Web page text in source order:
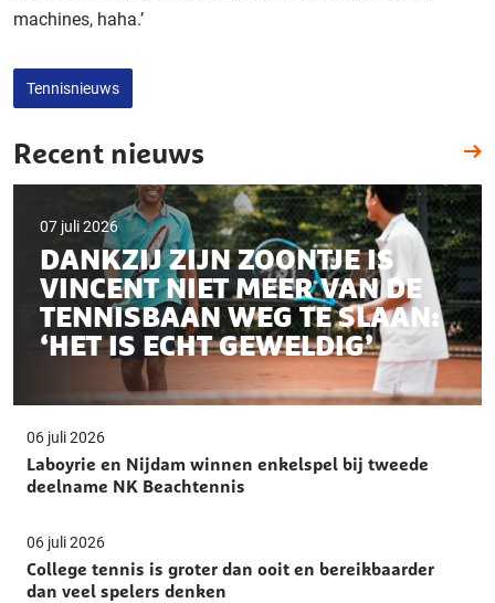
machines, haha.’
Tennisnieuws
Recent nieuws
07 juli 2026
DANKZIJ ZIJN ZOONTJE IS
VINCENT NIET MEER VAN DE
TENNISBAAN WEG TE SLAAN:
‘HET IS ECHT GEWELDIG’
06 juli 2026
Laboyrie en Nijdam winnen enkelspel bij tweede
deelname NK Beachtennis
06 juli 2026
College tennis is groter dan ooit en bereikbaarder
dan veel spelers denken